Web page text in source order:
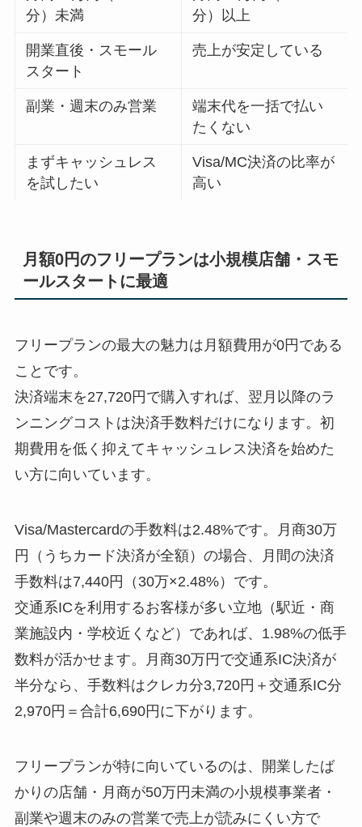
分）未満
分）以上
開業直後・スモール
スタート
売上が安定している
副業・週末のみ営業
端末代を一括で払い
たくない
まずキャッシュレス
を試したい
Visa/MC決済の比率が
高い
月額0円のフリープランは小規模店舗・スモ
ールスタートに最適
フリープランの最大の魅力は月額費用が0円である
ことです。
決済端末を27,720円で購入すれば、翌月以降のラ
ンニングコストは決済手数料だけになります。初
期費用を低く抑えてキャッシュレス決済を始めた
い方に向いています。
Visa/Mastercardの手数料は2.48%です。月商30万
円（うちカード決済が全額）の場合、月間の決済
手数料は7,440円（30万×2.48%）です。
交通系ICを利用するお客様が多い立地（駅近・商
業施設内・学校近くなど）であれば、1.98%の低手
数料が活かせます。月商30万円で交通系IC決済が
半分なら、手数料はクレカ分3,720円＋交通系IC分
2,970円＝合計6,690円に下がります。
フリープランが特に向いているのは、開業したば
かりの店舗・月商が50万円未満の小規模事業者・
副業や週末のみの営業で売上が読みにくい方で